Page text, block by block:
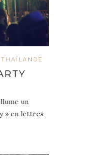
THAÏLANDE
un
» en lettres